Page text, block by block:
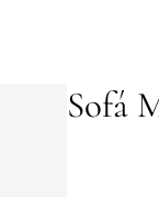
Sofá
Fundas